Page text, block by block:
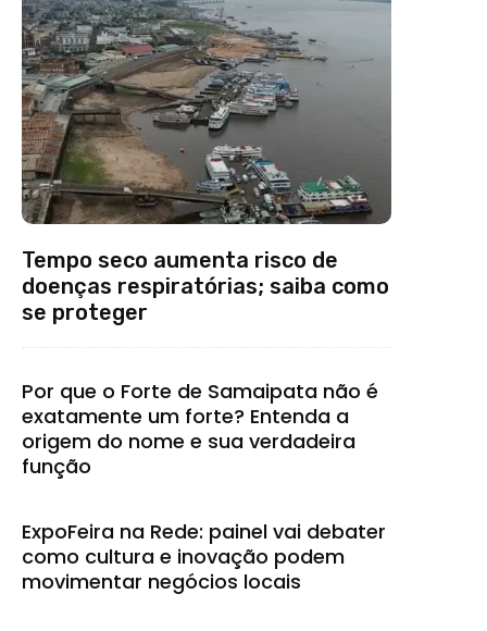
Tempo seco aumenta risco de
doenças respiratórias; saiba como
se proteger
Por que o Forte de Samaipata não é
exatamente um forte? Entenda a
origem do nome e sua verdadeira
função
ExpoFeira na Rede: painel vai debater
como cultura e inovação podem
movimentar negócios locais